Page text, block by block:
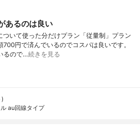
あるのは良い
いて使った分だけプラン「従量制」プラン
円で済んでいるのでコスパは良いです。
るので…続きを見る
au回線タイプ